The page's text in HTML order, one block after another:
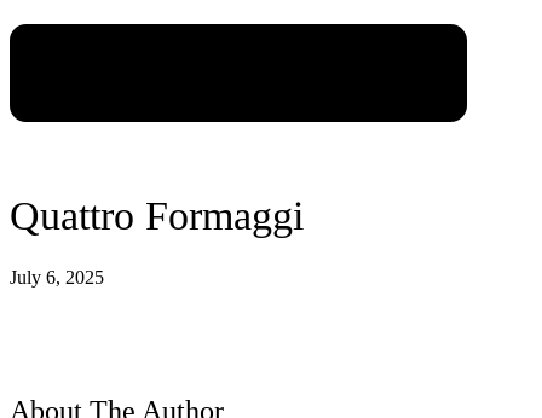
Quattro Formaggi
July 6, 2025
About The Author